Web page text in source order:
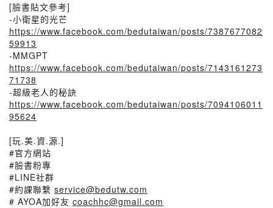
[臉書貼文參考]
-小衛星的光芒
https://www.facebook.com/bedutaiwan/posts/7387677082
59913
-MMGPT
https://www.facebook.com/bedutaiwan/posts/7143161273
71738
-超級老人的秘訣
https://www.facebook.com/bedutaiwan/posts/7094106011
95624
[玩.美.資.源.]
#官方網站
#臉書粉專
#LINE社群
#約課聯繫 service@bedutw.com
# AYOA加好友 coachhc@gmail.com